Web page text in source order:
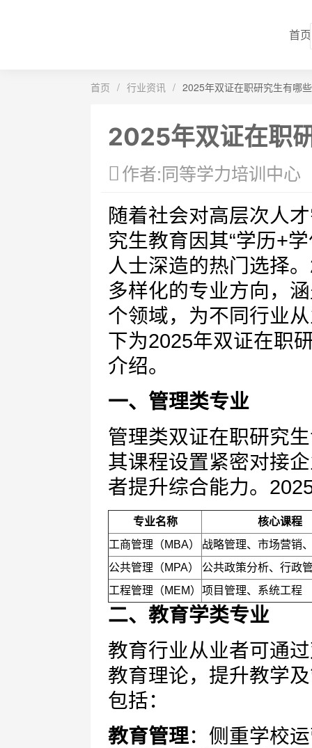
首页
首页 / 行业资讯 / 2025年双证在职研究生有哪
2025年双证在职
作者:同等学力培训中心
随着社会对高层次人
究生教育因其“学历+
人士深造的热门选择
多样化的专业方向，
个领域，为不同行业
下为2025年双证在职
介绍。
一、管理类专业
管理类双证在职研究
其课程设置紧密对接
者提升综合能力。
专业名称
核心课程
工商管理（MBA）
战略管理、市场营销
公共管理（MPA）
公共政策分析、行政
工程管理（MEM） 项目管理、系统工程
二、教育学类专业
教育行业从业者可通
教育理论，提升教学
包括：
教育管理：侧重学校